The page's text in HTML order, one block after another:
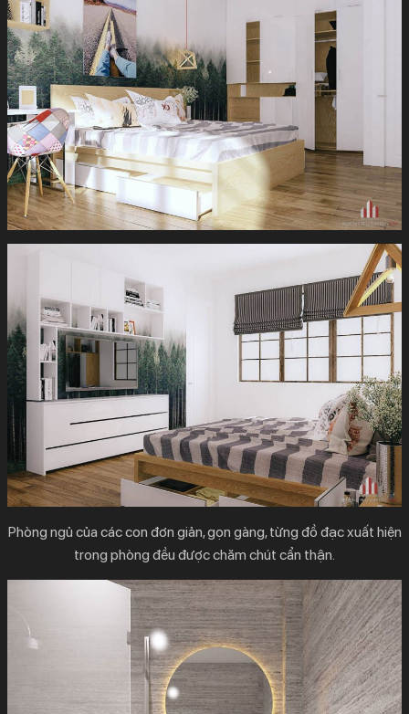
Phòng ngủ của các con đơn giản, gọn gàng, từng đồ đạc xuất hiện
trong phòng đều được chăm chút cẩn thận.